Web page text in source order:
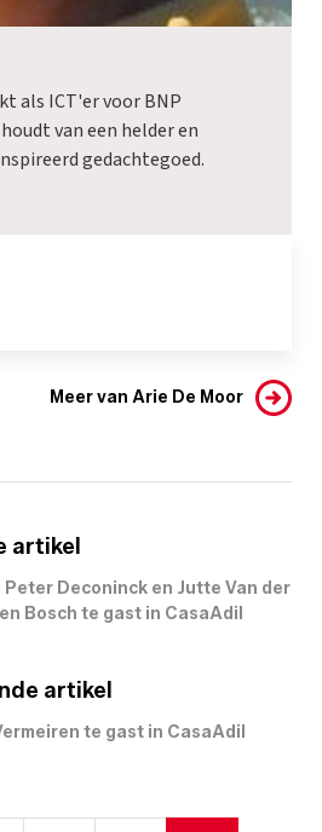
als ICT'er voor BNP
van een helder en
gedachtegoed.
Meer van Arie De Moor
artikel
Peter Deconinck en Jutte Van der
Bosch te gast in CasaAdil
artikel
te gast in CasaAdil